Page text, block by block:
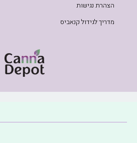
הצהרת נגישות
מדריך לגידול קנאביס